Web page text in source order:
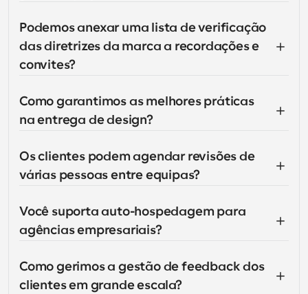
Podemos anexar uma lista de verificação
das diretrizes da marca a recordações e
convites?
Como garantimos as melhores práticas
na entrega de design?
Os clientes podem agendar revisões de
várias pessoas entre equipas?
Você suporta auto-hospedagem para
agências empresariais?
Como gerimos a gestão de feedback dos
clientes em grande escala?